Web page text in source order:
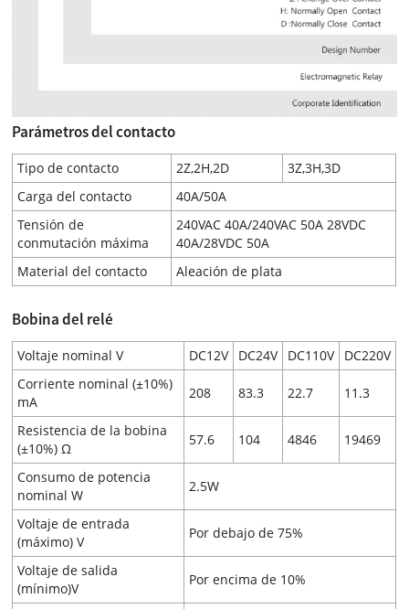
Parámetros del contacto
Tipo de contacto 2Z,2H,2D
3Z,3H,3D
Carga del contacto
40A/50A
Tensión de
conmutación máxima
240VAC 40A/240VAC 50A 28VDC
40A/28VDC 50A
Material del contacto
Aleación de plata
Bobina del relé
Voltaje nominal V DC12V DC24V DC110V
DC220V
Corriente nominal (±10%)
mA
208 83.3 22.7 11.3
Resistencia de la bobina
(±10%) Ω
57.6 104 4846 19469
Consumo de potencia
nominal W
2.5W
Voltaje de entrada
(máximo) V
Por debajo de 75%
Voltaje de salida
(mínimo)V
Por encima de 10%